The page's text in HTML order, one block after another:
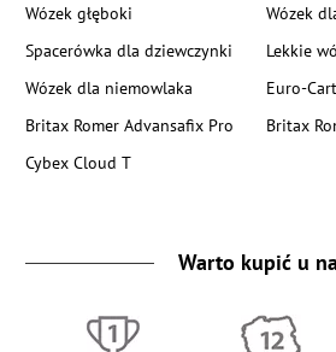
Wózek głęboki
Wózek
Spacerówka dla dziewczynki
Lekkie
Wózek dla niemowlaka
Euro-Cart
Britax Romer Advansafix Pro
Britax
Cybex Cloud T
Warto kupić u